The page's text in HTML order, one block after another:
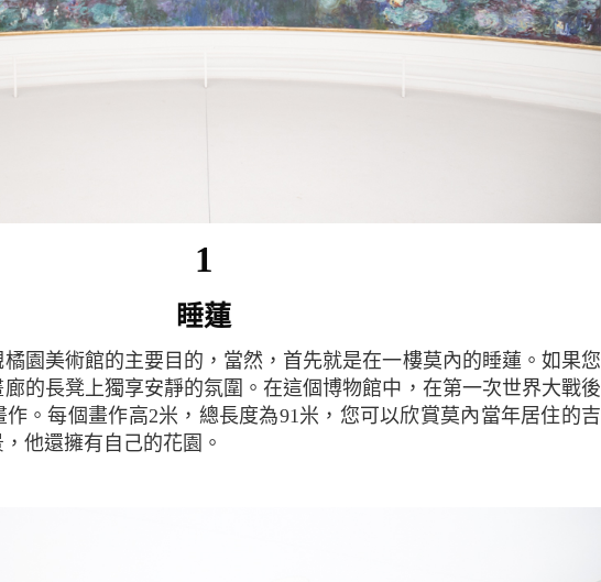
1
睡蓮
的長凳上獨享安靜的氛圍。在這個博物館中，在第一次世界大戰後
。每個畫作高2米，總長度為91米，您可以欣賞莫內當年居住的吉
他還擁有自己的花園。